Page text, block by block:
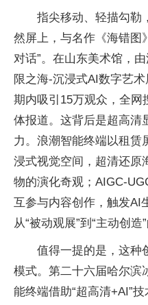
指尖移动、轻描勾勒
然屏上，与名作《海错图
对话”。在山东美术馆，
限之海-沉浸式AI数字艺
期内吸引15万观众，全网
体报道。这背后是超高清
力。浪潮智能终端以租赁
浸式视觉空间，超清还原
物的演化奇观；AIGC-
互参与内容创作，触发AI
从“被动观展”到“主动创造”
值得一提的是，这种
模式。第二十六届哈尔滨
能终端借助“超高清+AI”